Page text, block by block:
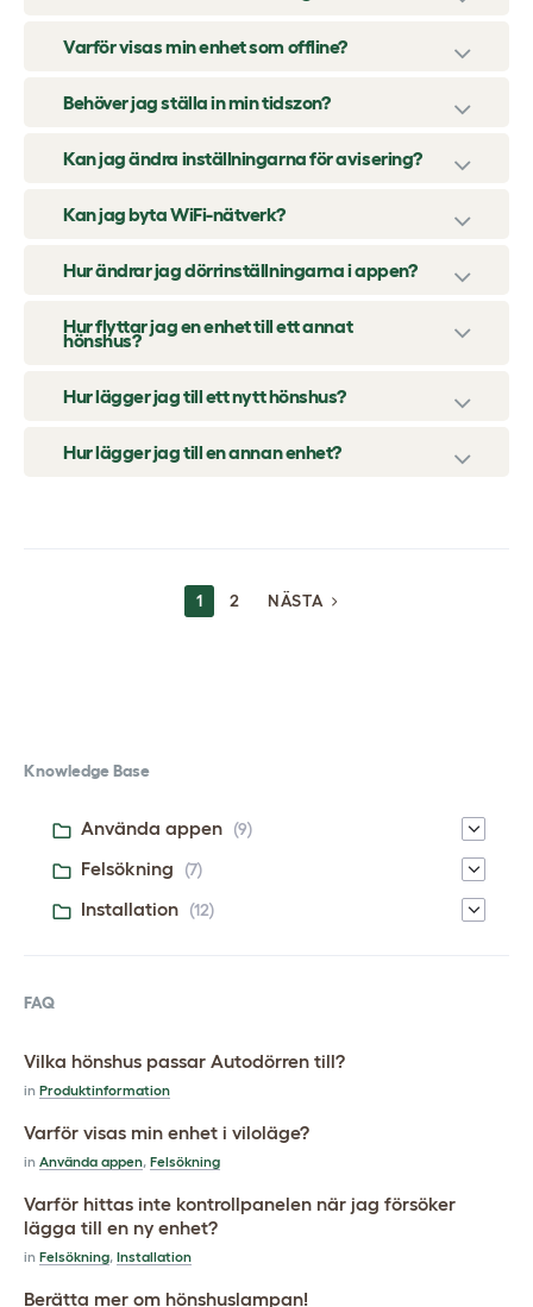
Varför visas min enhet som offline?
Behöver jag ställa in min tidszon?
Kan jag ändra inställningarna för avisering?
Kan jag byta WiFi-nätverk?
Hur ändrar jag dörrinställningarna i appen?
Hur flyttar jag en enhet till ett annat
hönshus?
Hur lägger jag till ett nytt hönshus?
Hur lägger jag till en annan enhet?
INLÄGGSNAVIGERING
1 2 NÄSTA
Knowledge Base
Använda appen (9)
Felsökning (7)
Installation (12)
FAQ
Vilka hönshus passar Autodörren till?
in Produktinformation
Varför visas min enhet i viloläge?
in Använda appen, Felsökning
Varför hittas inte kontrollpanelen när jag försöker
lägga till en ny enhet?
in Felsökning, Installation
Berätta mer om hönshuslampan!